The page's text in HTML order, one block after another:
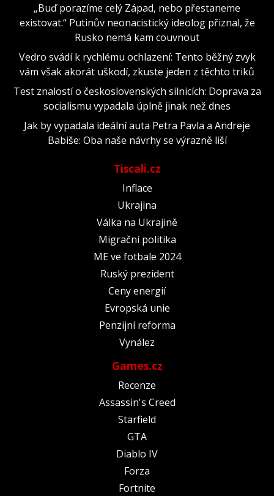
„Buď porazíme celý Západ, nebo přestaneme
existovat.“ Putinův neonacistický ideolog přiznal, že
Rusko nemá kam couvnout
Vedro svádí k rychlému ochlazení: Tento běžný zvyk
vám však akorát uškodí, zkuste jeden z těchto triků
Test znalostí o československých silnicích: Doprava za
socialismu vypadala úplně jinak než dnes
Jak by vypadala ideální auta Petra Pavla a Andreje
Babiše: Oba naše návrhy se výrazně liší
Tiscali.cz
Inflace
Ukrajina
Válka na Ukrajině
Migrační politika
ME ve fotbale 2024
Ruský prezident
Ceny energií
Evropská unie
Penzijní reforma
Vynález
Games.cz
Recenze
Assassin's Creed
Starfield
GTA
Diablo IV
Forza
Fortnite